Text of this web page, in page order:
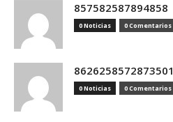
857582587894858
0 Noticias 0 Comentarios
8626258572873501
0 Noticias 0 Comentarios